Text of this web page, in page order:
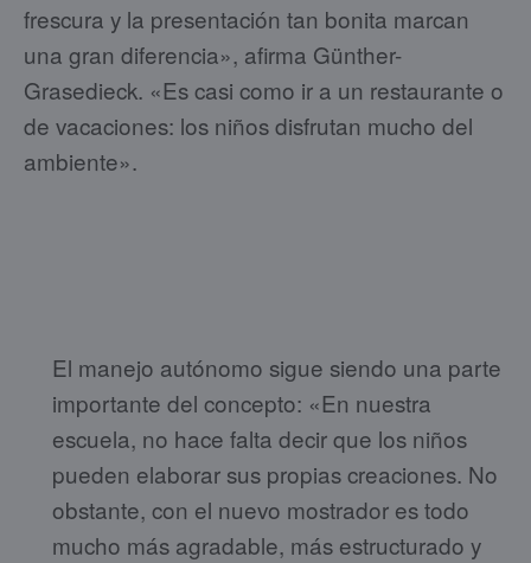
frescura y la presentación tan bonita marcan
una gran diferencia», afirma Günther-
Grasedieck. «Es casi como ir a un restaurante o
de vacaciones: los niños disfrutan mucho del
ambiente».
El manejo autónomo sigue siendo una parte
importante del concepto: «En nuestra
escuela, no hace falta decir que los niños
pueden elaborar sus propias creaciones. No
obstante, con el nuevo mostrador es todo
mucho más agradable, más estructurado y